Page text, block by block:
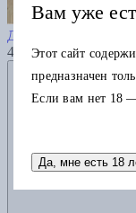
Доспехи Ренессанса
4065
Вам уже
Этот сайт
предназначен
Если вам нет 18
Да, мне есть 18